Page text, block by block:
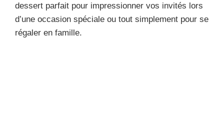
dessert parfait pour impressionner vos invités lors
d’une occasion spéciale ou tout simplement pour se
régaler en famille.